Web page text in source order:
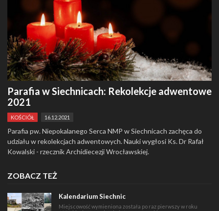
Parafia w Siechnicach: Rekolekcje adwentowe
2021
KOŚCIÓŁ 16.12.2021
Parafia pw. Niepokalanego Serca NMP w Siechnicach zachęca do
udziału w rekolekcjach adwentowych. Nauki wygłosi Ks. Dr Rafał
Kowalski - rzecznik Archidiecezji Wrocławskiej.
ZOBACZ TEŻ
Kalendarium Siechnic
Miejscowość wymieniona została po raz pierwszy w roku